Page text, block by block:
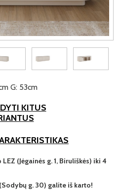
G: 53cm
KITUS
(Jėgainės g. 1, Biruliškės) iki 4
g. 30) galite iš karto!